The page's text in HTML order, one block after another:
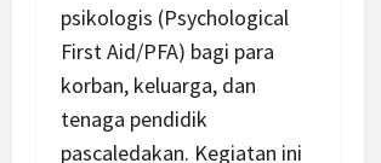
psikologis (Psychological
First Aid/PFA) bagi para
korban, keluarga, dan
tenaga pendidik
pascaledakan. Kegiatan ini